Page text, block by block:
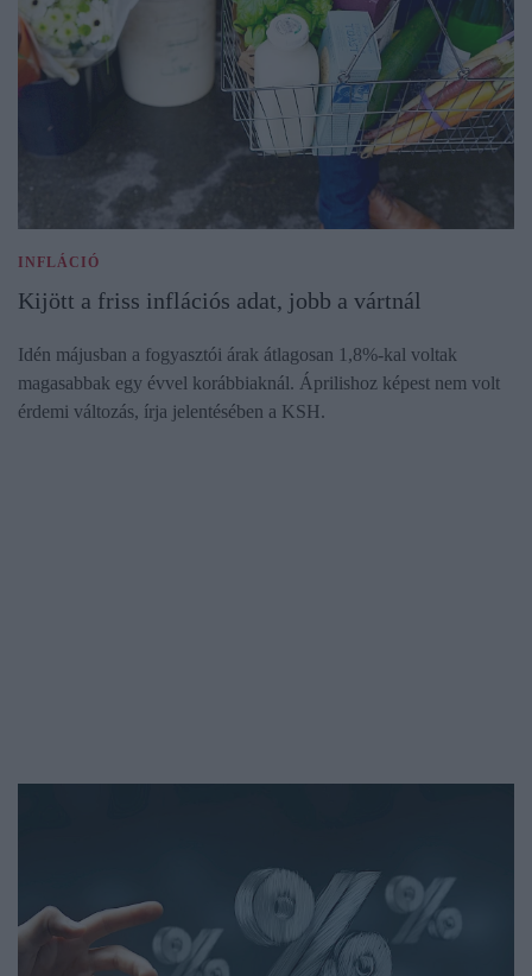
INFLÁCIÓ
Kijött a friss inflációs adat, jobb a vártnál
Idén májusban a fogyasztói árak átlagosan 1,8%-kal voltak
magasabbak egy évvel korábbiaknál. Áprilishoz képest nem volt
érdemi változás, írja jelentésében a KSH.